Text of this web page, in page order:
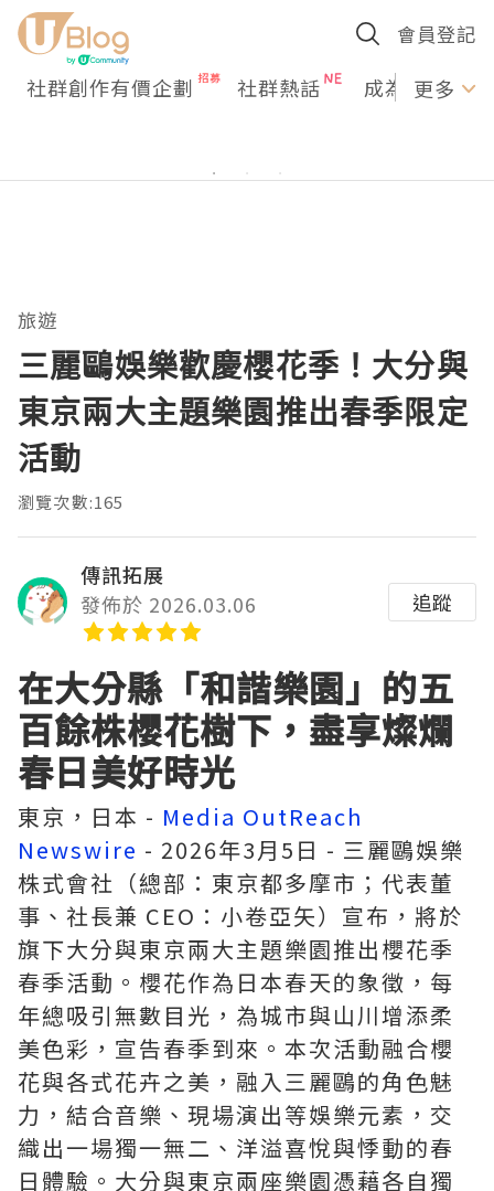
會員登記
社群創作有價企劃 社群熱話 成為U更多
旅遊
三麗鷗娛樂歡慶櫻花季！大分與
東京兩大主題樂園推出春季限定
活動
瀏覽次數:165
傳訊拓展
發佈於 2026.03.06
追蹤
在大分縣「和諧樂園」的五
百餘株櫻花樹下，盡享燦爛
春日美好時光
東京，日本 - Media OutReach
Newswire - 2026年3月5日 - 三麗鷗娛樂
株式會社（總部：東京都多摩市；代表董
事、社長兼 CEO：小卷亞矢）宣布，將於
旗下大分與東京兩大主題樂園推出櫻花季
春季活動。櫻花作為日本春天的象徵，每
年總吸引無數目光，為城市與山川增添柔
美色彩，宣告春季到來。本次活動融合櫻
花與各式花卉之美，融入三麗鷗的角色魅
力，結合音樂、現場演出等娛樂元素，交
織出一場獨一無二、洋溢喜悅與悸動的春
日體驗。大分與東京兩座樂園憑藉各自獨